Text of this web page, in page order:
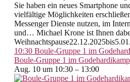
Sie haben ein neues Smartphone
vielfältige Möglichkeiten
Messenger Dienste nutzen, im
und… Michael Krone ist Ihnen
10:30 Boule-Gruppe 1 im
Boule-Gruppe 1 im Godehardikamp
Aug. 10 um 10:30 – 13:00